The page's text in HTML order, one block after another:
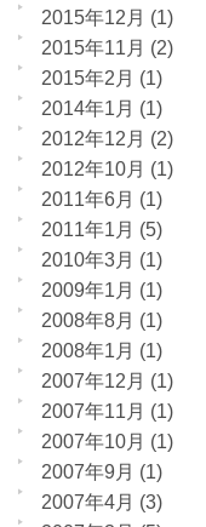
2015年12月 (1)
2015年11月 (2)
2015年2月 (1)
2014年1月 (1)
2012年12月 (2)
2012年10月 (1)
2011年6月 (1)
2011年1月 (5)
2010年3月 (1)
2009年1月 (1)
2008年8月 (1)
2008年1月 (1)
2007年12月 (1)
2007年11月 (1)
2007年10月 (1)
2007年9月 (1)
2007年4月 (3)